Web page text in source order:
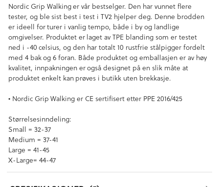
Nordic Grip Walking er vår bestselger. Den har vunnet flere
tester, og ble sist best i test i TV2 hjelper deg. Denne brodden
er ideell for turer i vanlig tempo, både i by og landlige
omgivelser. Produktet er laget av TPE blanding som er testet
ned i -40 celsius, og den har totalt 10 rustfrie stålpigger fordelt
med 4 bak og 6 foran. Både produktet og emballasjen er av høy
kvalitet, innpakningen er også designet på en slik måte at
produktet enkelt kan prøves i butikk uten brekkasje.
• Nordic Grip Walking er CE sertifisert etter PPE 2016/425
Størrelsesinndeling:
Small = 32-37
Medium = 37-41
Large = 41-45
X-Large= 44-47